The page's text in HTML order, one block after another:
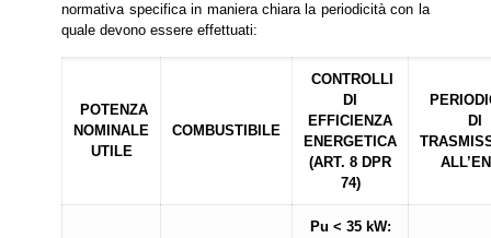
normativa specifica in maniera chiara la periodicità con la
quale devono essere effettuati:
POTENZA
NOMINALE
UTILE
COMBUSTIBILE
CONTROLLI
DI
EFFICIENZA
ENERGETICA
(ART. 8 DPR
74)
DI
Pu < 35 kW: